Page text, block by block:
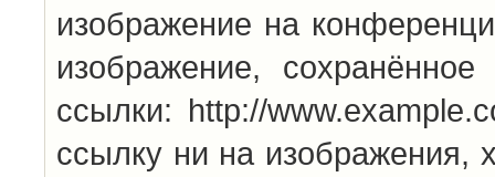
изображение на
изображение,
ссылки: http://
ссылку ни на